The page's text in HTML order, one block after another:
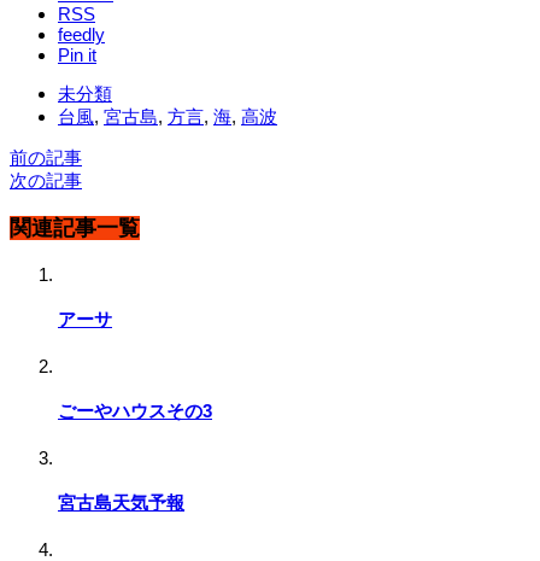
RSS
feedly
Pin it
未分類
台風, 宮古島, 方言, 海, 高波
前の記事
次の記事
関連記事一覧
アーサ
ごーやハウスその3
宮古島天気予報